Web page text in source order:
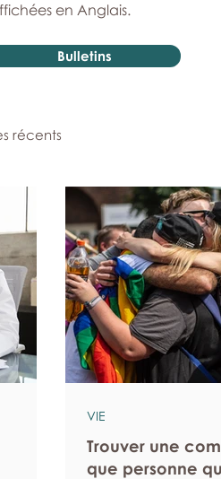
en Anglais.
Bulletins
récents
Trouver une
que personne
VIE